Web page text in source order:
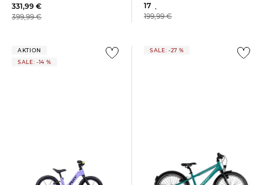
331,99 €
399,99 €
173,45 €
199,99 €
AKTION
SALE: -14 %
SALE: -27 %